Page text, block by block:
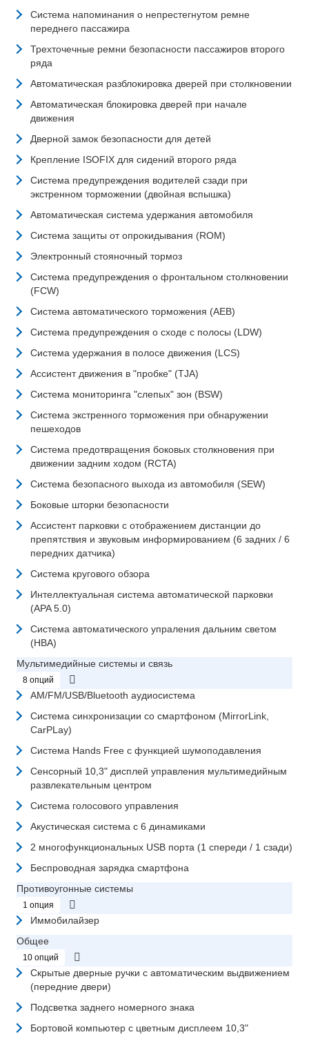
Система напоминания о непрестегнутом ремне
переднего пассажира
Трехточечные ремни безопасности пассажиров второго
ряда
Автоматическая разблокировка дверей при столкновении
Автоматическая блокировка дверей при начале
движения
Дверной замок безопасности для детей
Крепление ISOFIX для сидений второго ряда
Система предупреждения водителей сзади при
экстренном торможении (двойная вспышка)
Автоматическая система удержания автомобиля
Система защиты от опрокидывания (ROM)
Электронный стояночный тормоз
Система предупреждения о фронтальном столкновении
(FCW)
Система автоматического торможения (AEB)
Система предупреждения о сходе с полосы (LDW)
Система удержания в полосе движения (LCS)
Ассистент движения в "пробке" (TJA)
Система мониторинга "слепых" зон (BSW)
Система экстренного торможения при обнаружении
пешеходов
Система предотвращения боковых столкновения при
движении задним ходом (RCTA)
Система безопасного выхода из автомобиля (SEW)
Боковые шторки безопасности
Ассистент парковки с отображением дистанции до
препятствия и звуковым информированием (6 задних / 6
передних датчика)
Система кругового обзора
Интеллектуальная система автоматической парковки
(APA 5.0)
Система автоматического упраления дальним светом
(HBA)
Мультимедийные системы и связь
8 опций
AM/FM/USB/Bluetooth аудиосистема
Система синхронизации со смартфоном (MirrorLink,
CarPLay)
Система Hands Free с функцией шумоподавления
Сенсорный 10,3" дисплей управления мультимедийным
развлекательным центром
Система голосового управления
Акустическая система с 6 динамиками
2 многофункциональных USB порта (1 спереди / 1 сзади)
Беспроводная зарядка смартфона
Противоугонные системы
1 опция
Иммобилайзер
Общее
10 опций
Скрытые дверные ручки с автоматическим выдвижением
(передние двери)
Подсветка заднего номерного знака
Бортовой компьютер с цветным дисплеем 10,3"